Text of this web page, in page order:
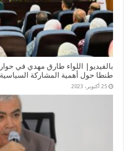
بالفيديو| اللواء طارق مهدي في
طنطا حول أهمية المشاركة السياسية
25 أكتوبر، 2023